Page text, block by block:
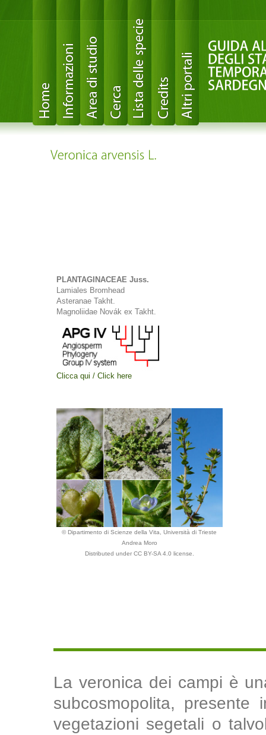
PLANTAGINACEAE Juss.
Lamiales Bromhead
Asteranae Takht.
Magnoliidae Novák ex Takht.
Clicca qui / Click here
© Dipartimento di Scienze della Vita, Università di Trieste
Andrea Moro
Distributed under CC BY-SA 4.0 license.
La veronica dei campi è
subcosmopolita,
vegetazioni segetali o